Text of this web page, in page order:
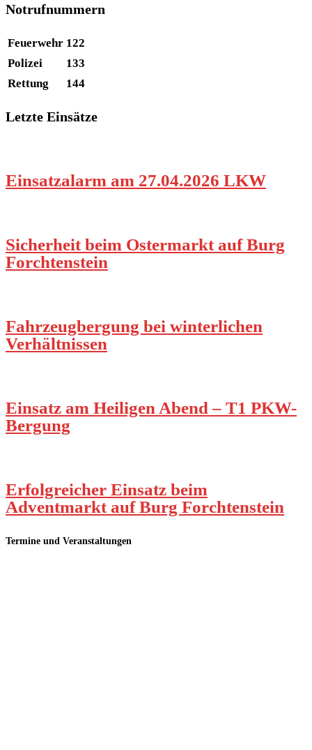
Notrufnummern
Feuerwehr 122
Polizei
133
Rettung
144
Letzte Einsätze
Einsatzalarm am 27.04.2026 LKW
Sicherheit beim Ostermarkt auf Burg
Forchtenstein
Fahrzeugbergung bei winterlichen
Verhältnissen
Einsatz am Heiligen Abend – T1 PKW-
Bergung
Erfolgreicher Einsatz beim
Adventmarkt auf Burg Forchtenstein
Termine und Veranstaltungen